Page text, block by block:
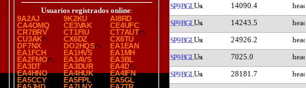
Usuarios registrados online:
9A2AJ
9K2KU
AI8RD
CA4OMQ
CE3VAK
CE4UFC
CR7BRV
CT1FIU
CT7AUT
CU3AK
CX6DZ
CX6TU
DF7NX
DO2HQS
EA1EAN
EA1FCH
EA1HVS
EA1MH
EA2FMO
EA3AVS
EA3BL
EA3DT
EA3DUR
EA4D
EA4HNO
EA4HUK
EA4IFN
EA5CCY
EA5FPL
EA5GL
SP9BGL 14090.4
SP9BGL 14243.5
SP9BGL 24926.2
SP9BGL 7025.0
SP9BGL 28181.7